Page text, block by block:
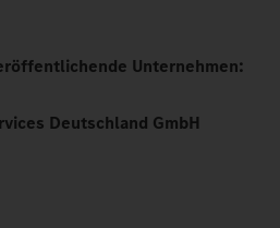
Unternehmen:
Deutschland GmbH